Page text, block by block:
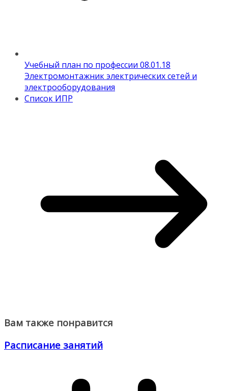
Учебный план по профессии 08.01.18
Электромонтажник электрических сетей и
электрооборудования
Список ИПР
Вам также понравится
Расписание занятий